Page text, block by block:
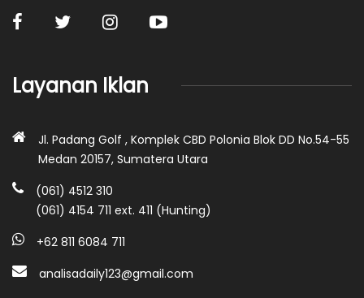
Layanan Iklan
Jl. Padang Golf , Komplek CBD Polonia Blok DD No.54-55
Medan 20157, Sumatera Utara
(061) 4512 310
(061) 4154 711 ext. 411 (Hunting)
+62 811 6084 711
analisadaily123@gmail.com